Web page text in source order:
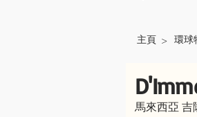
主頁 > 環球
馬來西亞 吉